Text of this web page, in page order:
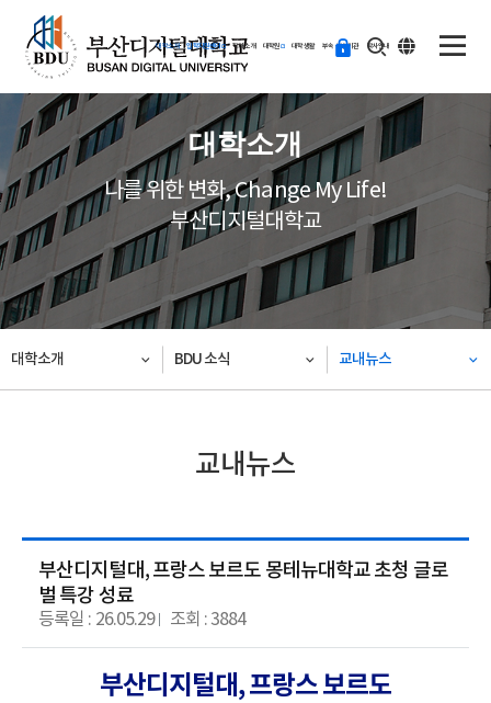
대학소개 입학지원센터 학과소개 대학원 대학생활 부속·부설기관 학사안내
등
기
ENG
대학소개
나를 위한 변화, Change My Life!
부산디지털대학교
대학소개 BDU 소식 교내뉴스
교내뉴스
부산디지털대, 프랑스 보르도 몽테뉴대학교 초청 글로
벌 특강 성료
등록일 : 26.05.29 조회 : 3884
부산디지털대, 프랑스 보르도